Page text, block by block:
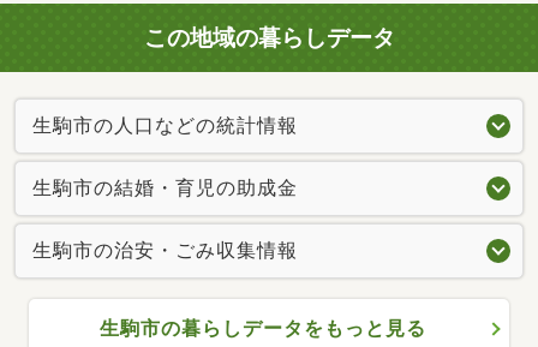
この地域の暮らしデータ
生駒市の人口などの統計情報
生駒市の結婚・育児の助成金
生駒市の治安・ごみ収集情報
生駒市の暮らしデータをもっと見る